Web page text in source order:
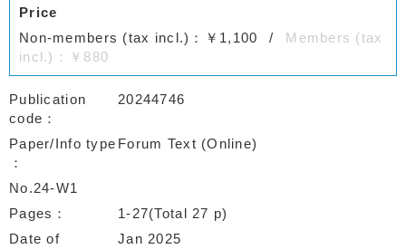
Price
Non-members (tax incl.)：￥1,100
Members (tax
incl.)：￥880
Publication
code
20244746
Paper/Info type Forum Text (Online)
No.24-W1
Pages
1-27(Total 27 p)
Date of
Jan 2025